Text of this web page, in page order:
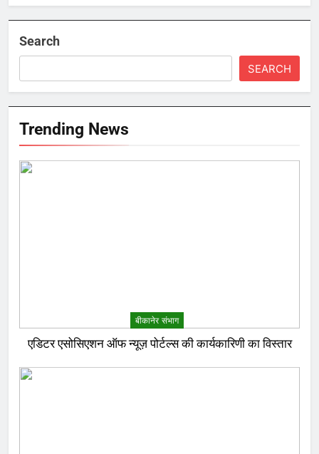
Search
SEARCH
Trending News
बीकानेर संभाग
एडिटर एसोसिएशन ऑफ न्यूज़ पोर्टल्स की कार्यकारिणी का विस्तार